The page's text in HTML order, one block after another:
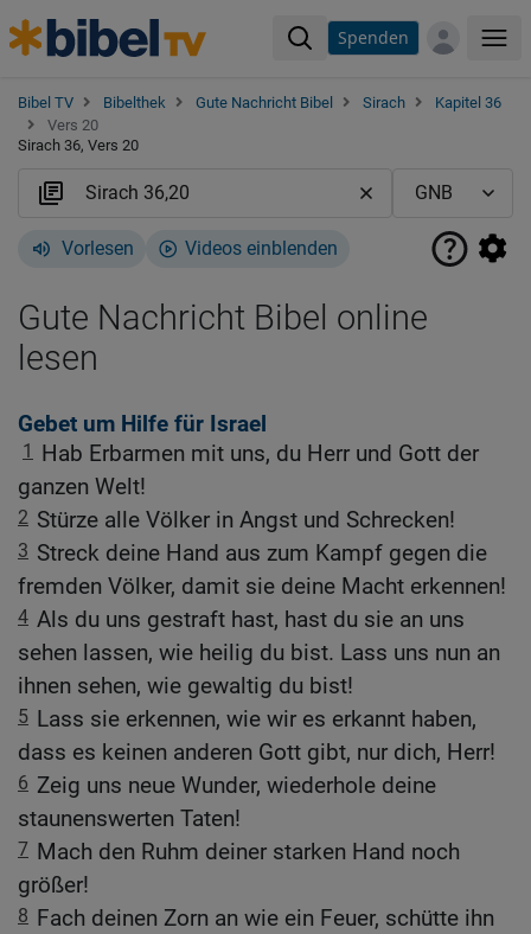
Spenden
Bibel TV Bibelthek Gute Nachricht Bibel Sirach
Kapitel 36
Vers 20
Sirach 36, Vers 20
Vorlesen Videos einblenden
Gute Nachricht Bibel online
lesen
Gebet um Hilfe für Israel
1
Hab Erbarmen mit uns, du Herr und Gott der
ganzen Welt!
2 Stürze alle Völker in Angst und Schrecken!
3 Streck deine Hand aus zum Kampf gegen die
fremden Völker, damit sie deine Macht erkennen!
4 Als du uns gestraft hast, hast du sie an uns
sehen lassen, wie heilig du bist. Lass uns nun an
ihnen sehen, wie gewaltig du bist!
5 Lass sie erkennen, wie wir es erkannt haben,
dass es keinen anderen Gott gibt, nur dich, Herr!
6 Zeig uns neue Wunder, wiederhole deine
staunenswerten Taten!
7 Mach den Ruhm deiner starken Hand noch
größer!
8 Fach deinen Zorn an wie ein Feuer, schütte ihn